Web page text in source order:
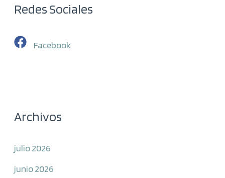
Redes Sociales
Facebook
Archivos
julio 2026
junio 2026